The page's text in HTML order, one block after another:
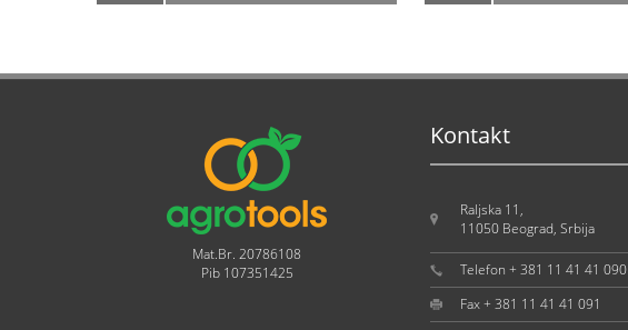
Mat.Br. 20786108
Pib 107351425
Kontakt
Raljska 11,
11050 Beograd, Srbija
Telefon + 381 11 41 41 090
Fax + 381 11 41 41 091